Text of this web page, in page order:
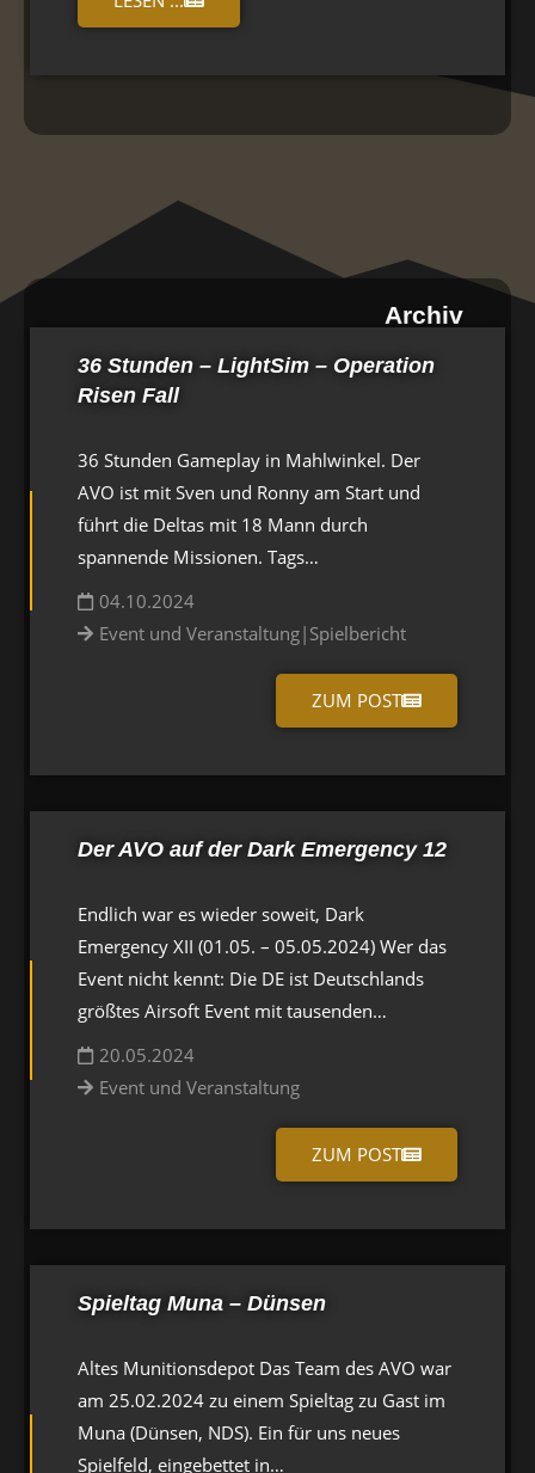
Archiv
36 Stunden – LightSim – Operation
Risen Fall
36 Stunden Gameplay in Mahlwinkel. Der
AVO ist mit Sven und Ronny am Start und
führt die Deltas mit 18 Mann durch
spannende Missionen. Tags…
04.10.2024
Event und Veranstaltung| Spielbericht
ZUM POST
Der AVO auf der Dark Emergency 12
Endlich war es wieder soweit, Dark
Emergency XII (01.05. – 05.05.2024) Wer das
Event nicht kennt: Die DE ist Deutschlands
größtes Airsoft Event mit tausenden…
20.05.2024
Event und Veranstaltung
ZUM POST
Spieltag Muna – Dünsen
Altes Munitionsdepot Das Team des AVO war
am 25.02.2024 zu einem Spieltag zu Gast im
Muna (Dünsen, NDS). Ein für uns neues
Spielfeld, eingebettet in…